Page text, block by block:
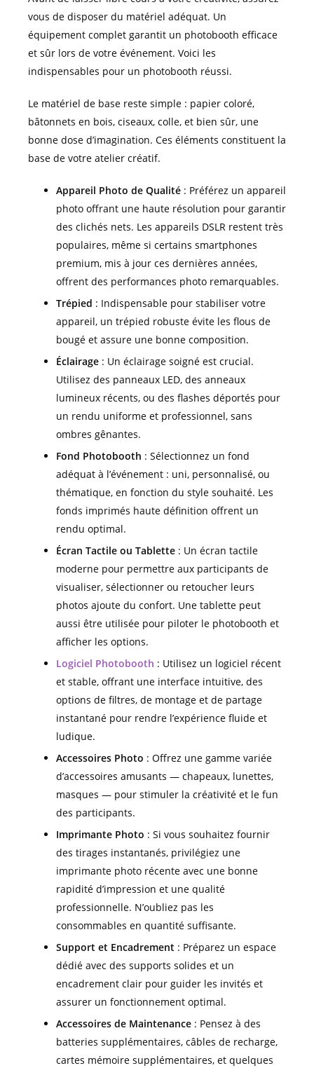
vous de disposer du matériel adéquat. Un
équipement complet garantit un photobooth efficace
et sûr lors de votre événement. Voici les
indispensables pour un photobooth réussi.
Le matériel de base reste simple : papier coloré,
bâtonnets en bois, ciseaux, colle, et bien sûr, une
bonne dose d’imagination. Ces éléments constituent la
base de votre atelier créatif.
Appareil Photo de Qualité : Préférez un appareil
photo offrant une haute résolution pour garantir
des clichés nets. Les appareils DSLR restent très
populaires, même si certains smartphones
premium, mis à jour ces dernières années,
offrent des performances photo remarquables.
Trépied : Indispensable pour stabiliser votre
appareil, un trépied robuste évite les flous de
bougé et assure une bonne composition.
Éclairage : Un éclairage soigné est crucial.
Utilisez des panneaux LED, des anneaux
lumineux récents, ou des flashes déportés pour
un rendu uniforme et professionnel, sans
ombres gênantes.
Fond Photobooth : Sélectionnez un fond
adéquat à l’événement : uni, personnalisé, ou
thématique, en fonction du style souhaité. Les
fonds imprimés haute définition offrent un
rendu optimal.
Écran Tactile ou Tablette : Un écran tactile
moderne pour permettre aux participants de
visualiser, sélectionner ou retoucher leurs
photos ajoute du confort. Une tablette peut
aussi être utilisée pour piloter le photobooth et
afficher les options.
Logiciel Photobooth : Utilisez un logiciel récent
et stable, offrant une interface intuitive, des
options de filtres, de montage et de partage
instantané pour rendre l’expérience fluide et
ludique.
Accessoires Photo : Offrez une gamme variée
d’accessoires amusants — chapeaux, lunettes,
masques — pour stimuler la créativité et le fun
des participants.
Imprimante Photo : Si vous souhaitez fournir
des tirages instantanés, privilégiez une
imprimante photo récente avec une bonne
rapidité d’impression et une qualité
professionnelle. N’oubliez pas les
consommables en quantité suffisante.
Support et Encadrement : Préparez un espace
dédié avec des supports solides et un
encadrement clair pour guider les invités et
assurer un fonctionnement optimal.
Accessoires de Maintenance : Pensez à des
batteries supplémentaires, câbles de recharge,
cartes mémoire supplémentaires, et quelques